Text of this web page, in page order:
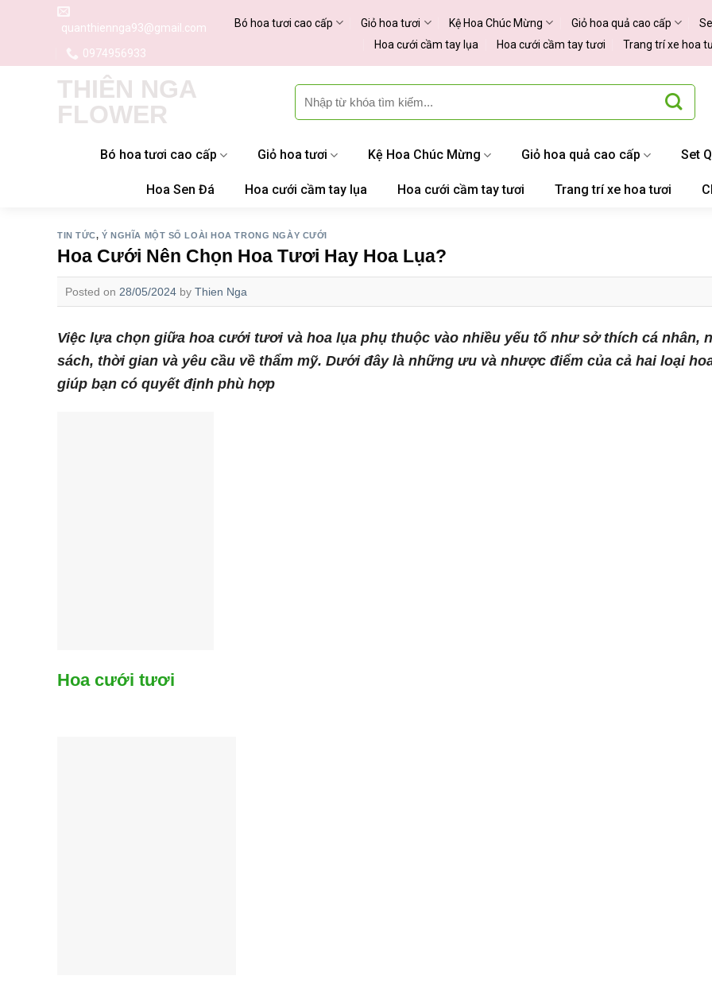
quanthiennga93@gmail.com
0974956933
Bó hoa tươi cao cấp Giỏ hoa tươi Kệ Hoa Chúc Mừng Giỏ hoa quả cao cấp
Hoa cưới cầm tay lụa
Hoa cưới cầm tay tươi Trang trí xe hoa
THIÊN NGA
FLOWER
kiếm:
Bó hoa tươi cao cấp Giỏ hoa tươi Kệ Hoa Chúc Mừng Giỏ hoa quả cao cấp Set
Hoa Sen Đá Hoa cưới cầm tay lụa Hoa cưới cầm tay tươi Trang trí xe hoa tươi
TIN TỨC,Ý NGHĨA MỘT SỐ LOÀI HOA TRONG NGÀY CƯỚI
Hoa Cưới Nên Chọn Hoa Tươi Hay Hoa Lụa?
Posted on 28/05/2024 by Thien Nga
Việc lựa chọn giữa hoa cưới tươi và hoa lụa phụ thuộc vào nhiều yếu tố như sở thích cá nhân,
sách, thời gian và yêu cầu về thẩm mỹ. Dưới đây là những ưu và nhược điểm của cả hai loại
giúp bạn có quyết định phù hợp
Hoa cưới tươi